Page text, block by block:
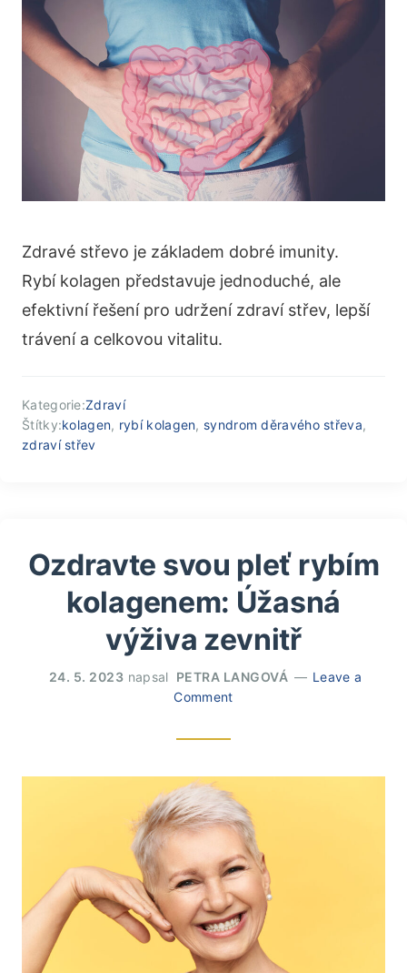
Zdravé střevo je základem dobré imunity.
Rybí kolagen představuje jednoduché, ale
efektivní řešení pro udržení zdraví střev, lepší
trávení a celkovou vitalitu.
Kategorie:Zdraví
Štítky:kolagen, rybí kolagen, syndrom děravého střeva,
zdraví střev
Ozdravte svou pleť rybím
kolagenem: Úžasná
výživa zevnitř
24. 5. 2023 napsal PETRA LANGOVÁ
Leave a
Comment